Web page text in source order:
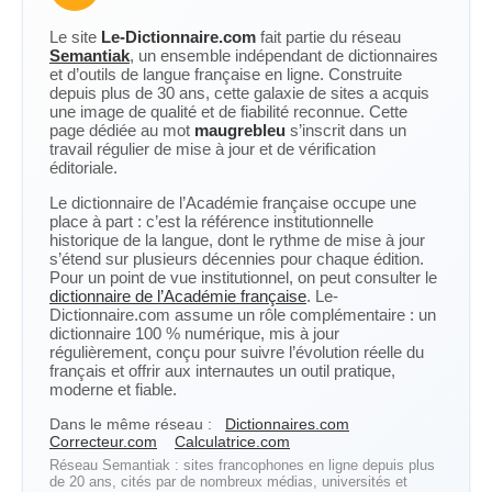
Le site Le-Dictionnaire.com fait partie du réseau
Semantiak, un ensemble indépendant de dictionnaires
et d’outils de langue française en ligne. Construite
depuis plus de 30 ans, cette galaxie de sites a acquis
une image de qualité et de fiabilité reconnue. Cette
page dédiée au mot maugrebleu s’inscrit dans un
travail régulier de mise à jour et de vérification
éditoriale.
Le dictionnaire de l’Académie française occupe une
place à part : c’est la référence institutionnelle
historique de la langue, dont le rythme de mise à jour
s’étend sur plusieurs décennies pour chaque édition.
Pour un point de vue institutionnel, on peut consulter le
dictionnaire de l’Académie française. Le-
Dictionnaire.com assume un rôle complémentaire : un
dictionnaire 100 % numérique, mis à jour
régulièrement, conçu pour suivre l’évolution réelle du
français et offrir aux internautes un outil pratique,
moderne et fiable.
Dans le même réseau :
Dictionnaires.com
Correcteur.com
Calculatrice.com
Réseau Semantiak : sites francophones en ligne depuis plus
de 20 ans, cités par de nombreux médias, universités et